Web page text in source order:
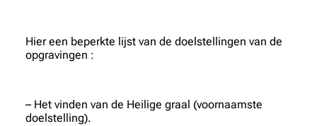
Hier een beperkte lijst van de doelstellingen van de
opgravingen :
– Het vinden van de Heilige graal (voornaamste
doelstelling).